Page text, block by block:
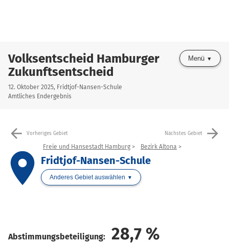
Volksentscheid Hamburger
Zukunftsentscheid
12. Oktober 2025, Fridtjof-Nansen-Schule
Amtliches Endergebnis
Menü
arrow_back Vorheriges Gebiet Nächstes Gebiet arrow_forward
place
Freie und Hansestadt Hamburg Bezirk Altona
Fridtjof-Nansen-Schule
Anderes Gebiet auswählen
Abstimmungsbeteiligung: 28,7 %